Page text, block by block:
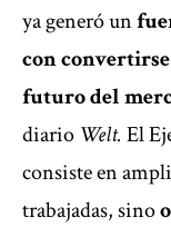
ya generó un
con
futuro del
diario Welt. El
consiste en
trabajadas, sino